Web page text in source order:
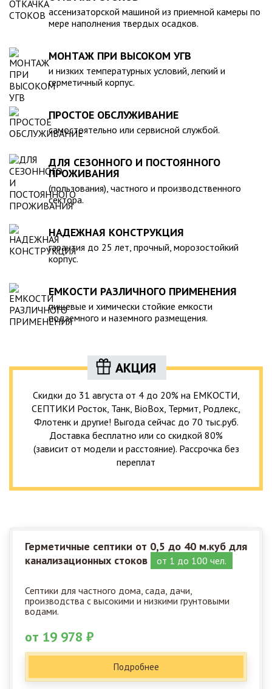
компанией, произведена в полном соответствии с
действующими стандартами и полностью безопасна в
экологическом отношении.
ассенизаторской машиной из приемной камеры по
мере наполнения твердых осадков.
МОНТАЖ ПРИ ВЫСОКОМ УГВ
и низких температурных условий, легкий и
герметичный корпус.
ПРОСТОЕ ОБСЛУЖИВАНИЕ
самостоятельно или сервисной службой.
ДЛЯ СЕЗОННОГО И ПОСТОЯННОГО
ПРОЖИВАНИЯ
(пользования), частного и производственного
сектора.
НАДЕЖНАЯ КОНСТРУКЦИЯ
гарантия до 25 лет, прочный, морозостойкий
корпус.
ЕМКОСТИ РАЗЛИЧНОГО ПРИМЕНЕНИЯ
пищевые и химически стойкие емкости
подземного и наземного размещения.
АКЦИЯ
Скидки до 31 августа от 4 до 20% на ЕМКОСТИ,
СЕПТИКИ Росток, Танк, BioBox, Термит, Родлекс,
Флотенк и другие! Выгода сейчас до 70 тыс.руб.
Доставка бесплатно или со скидкой 80%
(зависит от модели и расстояние). Рассрочка без
переплат
Герметичные септики от 0,5 до 40 м.куб для
канализационных стоков
от 1 до 100 чел.
Септики для частного дома, сада, дачи,
производства с высокими и низкими грунтовыми
водами.
от 19 978 ₽
Подробнее